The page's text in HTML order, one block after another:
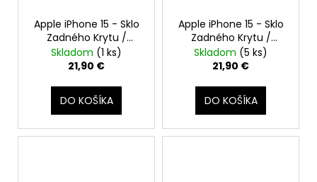
Apple iPhone 15 - Sklo
Zadného Krytu /
Housingu + Sklíčka
Kamery + MagSafe
(Zelená / Green) -
Original Apple
Skladom (1 ks)
21,90 €
DO KOŠÍKA
Apple iPhone 15 - Sklo
Zadného Krytu /
Housingu + Sklíčka
Kamery + MagSafe
(Žltá / Yellow) -
Original Apple
Skladom (5 ks)
21,90 €
DO KOŠÍKA